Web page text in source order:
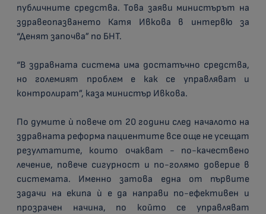
публичните средства. Това заяви министърът на
здравеопазването Катя Ивкова в интервю за
“Денят започва” по БНТ.
“В здравната система има достатъчно средства,
но големият проблем е как се управляват и
контролират”, каза министър Ивкова.
По думите ѝ повече от 20 години след началото на
здравната реформа пациентите все още не усещат
резултатите, които очакват - по-качествено
лечение, повече сигурност и по-голямо доверие в
системата. Именно затова една от първите
задачи на екипа ѝ е да направи по-ефективен и
прозрачен начина, по който се управляват